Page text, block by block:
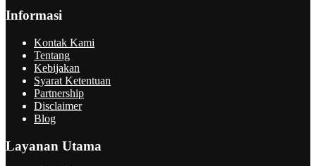
Informasi
Kontak Kami
Tentang
Kebijakan
Syarat Ketentuan
Partnership
Disclaimer
Blog
Layanan Utama